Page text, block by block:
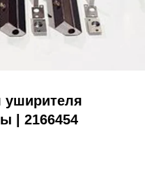
уширителя
| 2166454